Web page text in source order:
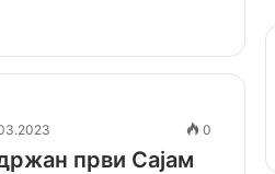
0
први Сајам